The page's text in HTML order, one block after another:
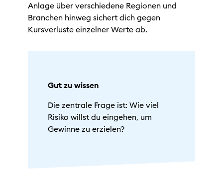
Anlage über verschiedene Regionen und
Branchen hinweg sichert dich gegen
Kursverluste einzelner Werte ab.
Gut zu wissen
Die zentrale Frage ist: Wie viel
Risiko willst du eingehen, um
Gewinne zu erzielen?